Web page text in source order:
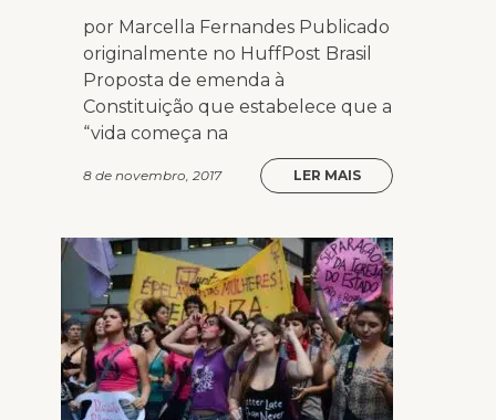
por Marcella Fernandes Publicado
originalmente no HuffPost Brasil
Proposta de emenda à
Constituição que estabelece que a
“vida começa na
8 de novembro, 2017 LER MAIS